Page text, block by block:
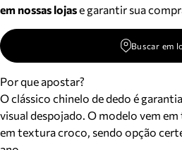
em nossas lojase garantir sua
Buscar em
Por que apostar?
O clássico chinelo de dedo é
visual despojado. O modelo vem
em textura croco, sendo opção